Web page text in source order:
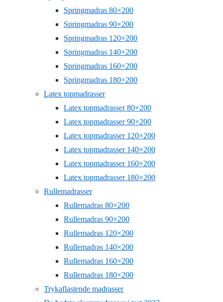
Springmadras 80×200
Springmadras 90×200
Springmadras 120×200
Springmadras 140×200
Springmadras 160×200
Springmadras 180×200
Latex topmadrasser
Latex topmadrasser 80×200
Latex topmadrasser 90×200
Latex topmadrasser 120×200
Latex topmadrasser 140×200
Latex topmadrasser 160×200
Latex topmadrasser 180×200
Rullemadrasser
Rullemadras 80×200
Rullemadras 90×200
Rullemadras 120×200
Rullemadras 140×200
Rullemadras 160×200
Rullemadras 180×200
Trykaflastende madrasser